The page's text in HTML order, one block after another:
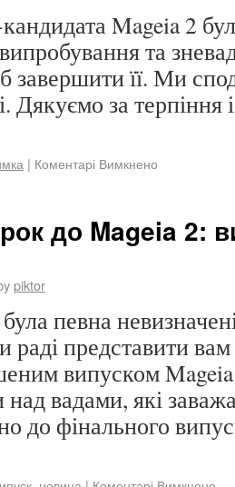
Mageia 2
та
завершити її. Ми
Дякуємо за терпіння
| Коментарі Вимкнено
до Mageia 2:
piktor
певна
раді представити
випуском
над вадами, які
до фінального